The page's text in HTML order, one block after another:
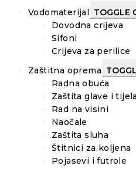
Vodomaterijal
TOGGLE
Dovodna crijeva
Sifoni
Crijeva za perilice
Zaštitna oprema
Radna obuća
Zaštita glave i tijela
Rad na visini
Naočale
Zaštita sluha
Štitnici za koljena
Pojasevi i futrole